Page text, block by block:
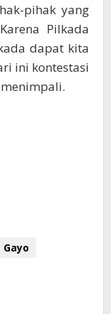
pihak yang
Pilkada
dapat kita
ini kontestasi